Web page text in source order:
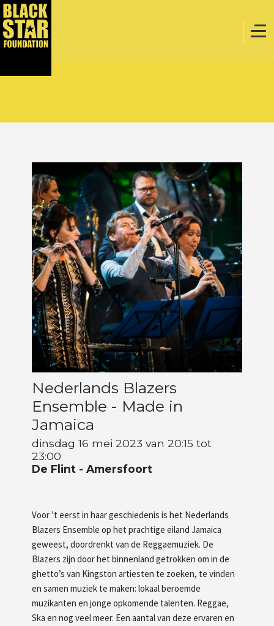
Webstore
Evenementen
Projecten
Artiesten
Wie zijn wij
Nederlands Blazers
Ensemble - Made in
Jamaica
dinsdag 16 mei 2023 van 20:15 tot
23:00
De Flint - Amersfoort
Voor ’t eerst in haar geschiedenis is het Nederlands
Blazers Ensemble op het prachtige eiland Jamaica
geweest, doordrenkt van de Reggaemuziek. De
Blazers zijn door het binnenland getrokken om in de
ghetto’s van Kingston artiesten te zoeken, te vinden
en samen muziek te maken: lokaal beroemde
muzikanten en jonge opkomende talenten. Reggae,
Ska en nog veel meer. Een aantal van deze ervaren en